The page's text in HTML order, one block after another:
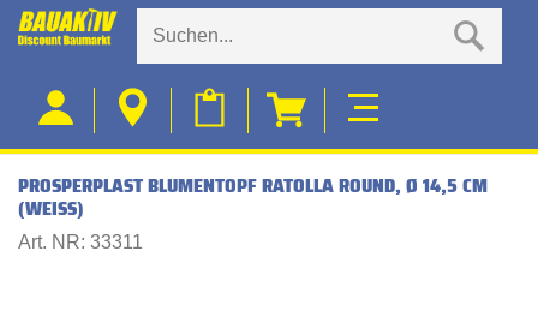
PROSPERPLAST BLUMENTOPF RATOLLA ROUND, Ø 14,5 CM
(WEISS)
Art. NR: 33311